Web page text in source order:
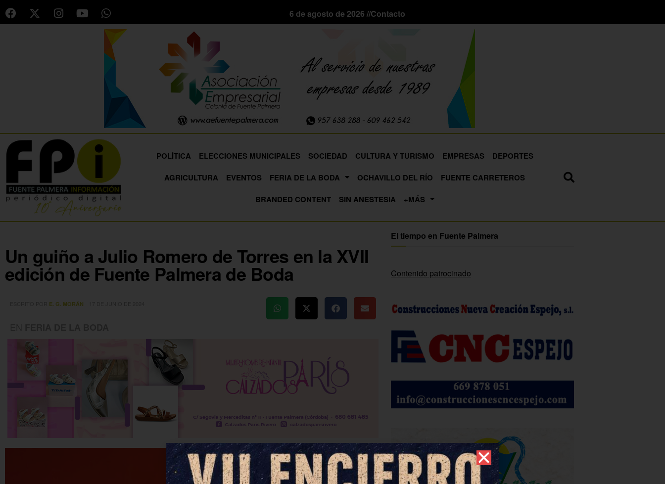
6 de agosto de 2026 //Contacto
POLÍTICA ELECCIONES MUNICIPALES SOCIEDAD CULTURA Y TURISMO EMPRESAS
DEPORTES
AGRICULTURA
EVENTOS FERIA DE LA BODA OCHAVILLO DEL RÍO
FUENTE CARRETEROS
BRANDED CONTENT
SIN ANESTESIA +MÁS
Un guiño a Julio Romero de Torres en la XVII
edición de Fuente Palmera de Boda
E. G. MORÁN
El tiempo en Fuente Palmera
Contenido patrocinado